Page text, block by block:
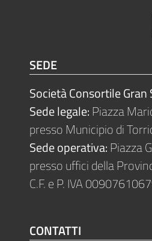
SEDE
Società Consortile Gran
Sede legale:Piazza
presso Municipio di
Sede operativa:Piazza
presso uffici della
C.F. e P. IVA
CONTATTI